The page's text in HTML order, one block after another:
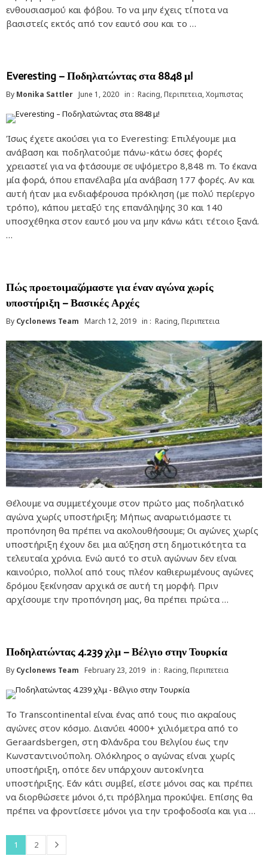
ενθουσιασμού και φόβου. Το να μην έχεις τίποτα να
βασιστείς εκτός από τον εαυτό σου και το …
Everesting – Ποδηλατώντας στα 8848 μ!
By Monika Sattler June 1, 2020 in : Racing,Περιπετεια,Χομπιστας
Ίσως έχετε ακούσει για το Everesting: Επιλέγουμε μια
ανάβαση και ποδηλατούμε πάνω-κάτω όσες φορές
χρειαστεί για να φτάσουμε σε υψόμετρο 8,848 m. Το έκανα
μία φορά, όπου επανέλαβα μία ανάβαση 177 φορές. Αν και
αυτή ήταν μια ενδιαφέρουσα πρόκληση (με πολύ περίεργο
τρόπο), κάπου μεταξύ της επανάληψης 30 και 140
υποσχέθηκα στον εαυτό μου να μην κάνω κάτι τέτοιο ξανά.
…
Πώς προετοιμαζόμαστε για έναν αγώνα χωρίς
υποστήριξη – Βασικές Αρχές
By Cyclonews Team March 12, 2019 in : Racing,Περιπετεια
Θέλουμε να συμμετέχουμε στον πρώτο μας ποδηλατικό
αγώνα χωρίς υποστήριξη; Μήπως αναρωτιόμαστε τι
προπόνηση θα πρέπει να ακολουθήσουμε; Οι αγώνες χωρίς
υποστήριξη έχουν δει μια αύξηση στη δημοτικότητα τα
τελευταία χρόνια. Ενώ αυτό το στυλ αγώνων δεν είναι
καινούριο, πολλοί από τους πλέον καθιερωμένους αγώνες
δρόμου ξεκίνησαν αρχικά σε αυτή τη μορφή. Πριν
αρχίσουμε την προπόνηση μας, θα πρέπει πρώτα …
Ποδηλατώντας 4.239 χλμ – Βέλγιο στην Τουρκία
By Cyclonews Team February 23, 2019 in : Racing,Περιπετεια
Το Transcontinental είναι ένας από τους πιο ακραίους
αγώνες στον κόσμο. Διανύει 4000+ χιλιόμετρα από το
Geraardsbergen, στη Φλάνδρα του Βελγίου έως την
Κωνσταντινούπολη. Ολόκληρος ο αγώνας είναι χωρίς
υποστήριξη, οπότε δεν υπάρχουν αυτοκίνητα
υποστήριξης. Εάν κάτι συμβεί, είστε μόνοι σας και πρέπει
να διορθώσετε μόνοι ό,τι πρόβλημα προκύψει. Επίσης θα
πρέπει να φροντίσετε μόνοι για την τροφοδοσία και για …
1 2